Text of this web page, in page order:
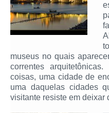
museus no quais
correntes
coisas, uma cidade de
uma daquelas cidades
visitante resiste em